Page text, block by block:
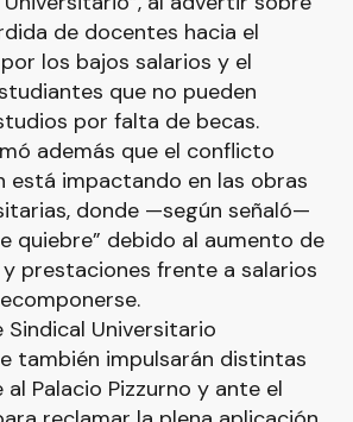
de docentes hacia el
los bajos salarios y el
que no pueden
por falta de becas.
además que el conflicto
está impactando en las obras
donde —según señaló—
quiebre” debido al aumento de
prestaciones frente a salarios
Sindical Universitario
también impulsarán distintas
Palacio Pizzurno y ante el